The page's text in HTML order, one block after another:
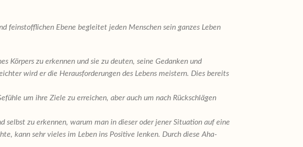
feinstofflichen Ebene begleitet jeden Menschen sein ganzes Leben
Körpers zu erkennen und sie zu deuten, seine Gedanken und
wird er die Herausforderungen des Lebens meistern. Dies bereits
um ihre Ziele zu erreichen, aber auch um nach Rückschlägen
selbst zu erkennen, warum man in dieser oder jener Situation auf eine
kann sehr vieles im Leben ins Positive lenken. Durch diese Aha-